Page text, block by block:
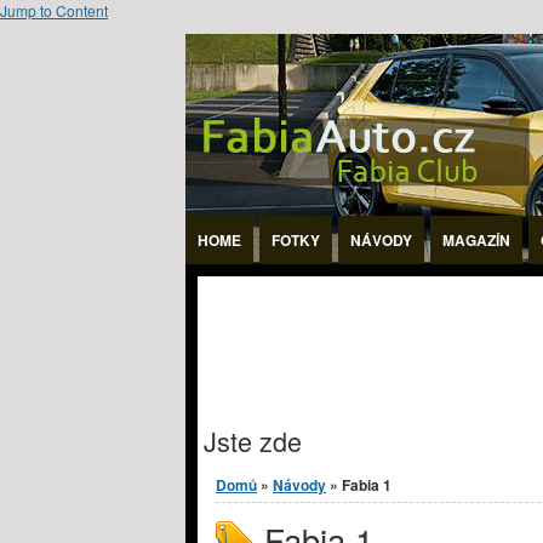
Jump to Content
HOME FOTKY NÁVODY MAGAZÍN
Jste zde
Domů » Návody » Fabia 1